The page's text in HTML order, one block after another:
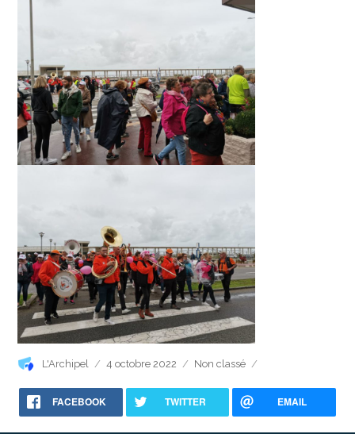
Auteur
L'Archipel
Publié
4 octobre 2022 Catégories
Non classé
FACEBOOK TWITTER EMAIL